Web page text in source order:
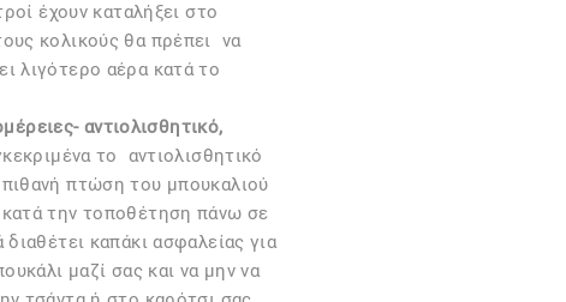
έχουν καταλήξει στο
κολικούς θα πρέπει να
λιγότερο αέρα κατά το
αντιολισθητικό,
το αντιολισθητικό
πτώση του μπουκαλιού
την τοποθέτηση πάνω σε
καπάκι ασφαλείας για
μαζί σας και να μην να